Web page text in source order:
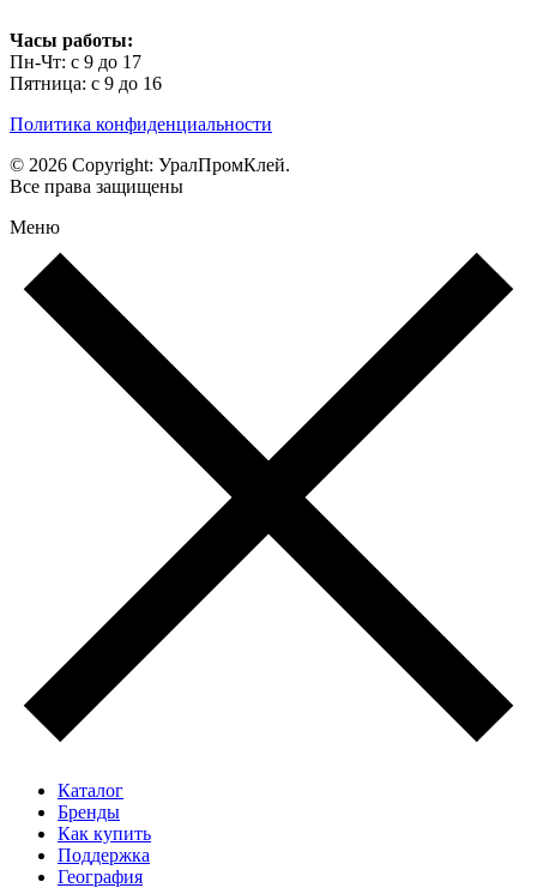
Часы работы:
Пн-Чт: с 9 до 17
Пятница: с 9 до 16
Политика конфиденциальности
© 2026 Copyright: УралПромКлей.
Все права защищены
Меню
Каталог
Бренды
Как купить
Поддержка
География